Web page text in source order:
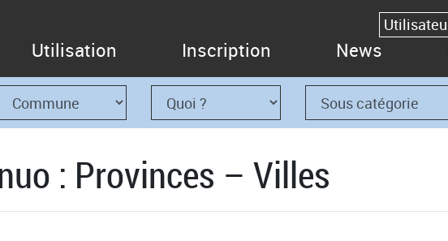
Utilisation Inscription News
: Provinces – Villes